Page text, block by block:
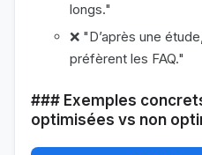
longs."
❌ "D’après une
préfèrent les FAQ."
### Exemples
optimisées vs non